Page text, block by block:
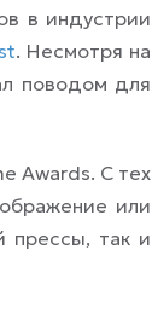
в индустрии
. Несмотря на
поводом для
Awards. С тех
или
прессы, так и